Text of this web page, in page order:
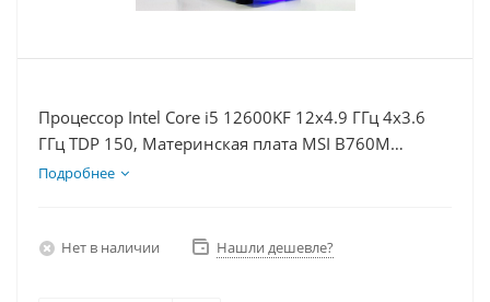
Процессор Intel Core i5 12600KF 12x4.9 ГГц 4x3.6
ГГц TDP 150, Материнская плата MSI B760M
BOMBER WIFI D5, Видеокарта RTX 4060Ti 8Гб,
Подробнее
Нет в наличии Нашли дешевле?